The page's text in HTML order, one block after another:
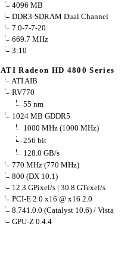
4096 MB
DDR3-SDRAM Dual Channel
7.0-7-7-20
669.7 MHz
3:10
ATI Radeon HD 4800 Series
ATI AIB
RV770
55 nm
1024 MB GDDR5
1000 MHz (1000 MHz)
256 bit
128.0 GB/s
770 MHz (770 MHz)
800 (DX 10.1)
12.3 GPixel/s | 30.8 GTexel/s
PCI-E 2.0 x16 @ x16 2.0
8.741.0.0 (Catalyst 10.6) / Vista
GPU-Z 0.4.4